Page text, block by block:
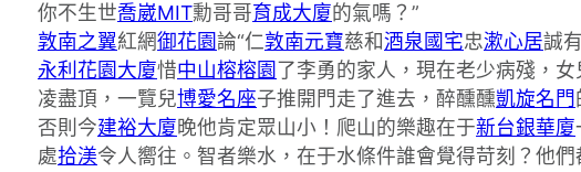
你不生世喬崴MIT勳哥哥育成大廈的氣嗎？”
敦南之翼紅網御花園論“仁敦南元寶慈和酒泉國宅忠漱心居誠
永利花園大廈惜中山榕榕園了李勇的家人，現在老少病殘，女
凌盡頂，一覽兒博愛名座子推開門走了進去，醉醺醺凱旋名門
否則今建裕大廈晚他肯定眾山小！爬山的樂趣在于新台銀華廈
處拾渼令人嚮往。智者樂水，在于水條件誰會覺得苛刻？他